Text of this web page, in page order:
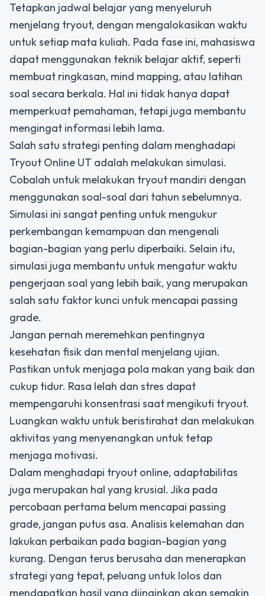
Tetapkan jadwal belajar yang menyeluruh
menjelang tryout, dengan mengalokasikan waktu
untuk setiap mata kuliah. Pada fase ini, mahasiswa
dapat menggunakan teknik belajar aktif, seperti
membuat ringkasan, mind mapping, atau latihan
soal secara berkala. Hal ini tidak hanya dapat
memperkuat pemahaman, tetapi juga membantu
mengingat informasi lebih lama.
Salah satu strategi penting dalam menghadapi
Tryout Online UT adalah melakukan simulasi.
Cobalah untuk melakukan tryout mandiri dengan
menggunakan soal-soal dari tahun sebelumnya.
Simulasi ini sangat penting untuk mengukur
perkembangan kemampuan dan mengenali
bagian-bagian yang perlu diperbaiki. Selain itu,
simulasi juga membantu untuk mengatur waktu
pengerjaan soal yang lebih baik, yang merupakan
salah satu faktor kunci untuk mencapai passing
grade.
Jangan pernah meremehkan pentingnya
kesehatan fisik dan mental menjelang ujian.
Pastikan untuk menjaga pola makan yang baik dan
cukup tidur. Rasa lelah dan stres dapat
mempengaruhi konsentrasi saat mengikuti tryout.
Luangkan waktu untuk beristirahat dan melakukan
aktivitas yang menyenangkan untuk tetap
menjaga motivasi.
Dalam menghadapi tryout online, adaptabilitas
juga merupakan hal yang krusial. Jika pada
percobaan pertama belum mencapai passing
grade, jangan putus asa. Analisis kelemahan dan
lakukan perbaikan pada bagian-bagian yang
kurang. Dengan terus berusaha dan menerapkan
strategi yang tepat, peluang untuk lolos dan
mendapatkan hasil yang diinginkan akan semakin